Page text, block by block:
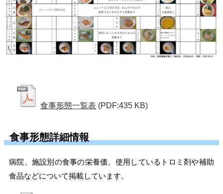
食事形態一覧表 (PDF:435 KB)
食事形態詳細情報
病院、施設別の食事の栄養価、使用しているトロミ剤や補助
食品などについて掲載しています。